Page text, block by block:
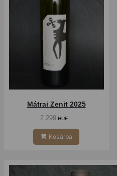
Mátrai Zenit 2025
2 299HUF
Kosárba